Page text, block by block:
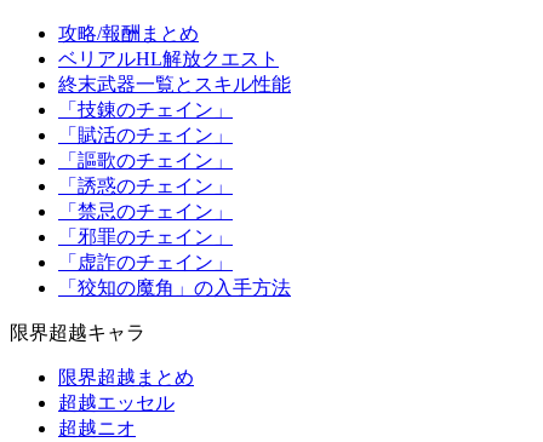
攻略/報酬まとめ
ベリアルHL解放クエスト
終末武器一覧とスキル性能
「技錬のチェイン」
「賦活のチェイン」
「謳歌のチェイン」
「誘惑のチェイン」
「禁忌のチェイン」
「邪罪のチェイン」
「虚詐のチェイン」
「狡知の魔角」の入手方法
限界超越キャラ
限界超越まとめ
超越エッセル
超越ニオ